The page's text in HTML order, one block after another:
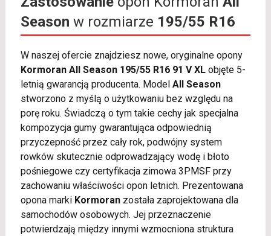
Season w rozmiarze 195/55 R16
W naszej ofercie znajdziesz nowe, oryginalne opony
Kormoran All Season 195/55 R16 91 V XLobjęte 5-
letnią gwarancją producenta. Model All Season
stworzono z myślą o użytkowaniu bez względu na
porę roku. Świadczą o tym takie cechy jak specjalna
kompozycja gumy gwarantująca odpowiednią
przyczepność przez cały rok, podwójny system
rowków skutecznie odprowadzający wodę i błoto
pośniegowe czy certyfikacja zimowa 3PMSF przy
zachowaniu właściwości opon letnich. Prezentowana
opona marki Kormoranzostała zaprojektowana dla
samochodów osobowych. Jej przeznaczenie
potwierdzają między innymi wzmocniona struktura